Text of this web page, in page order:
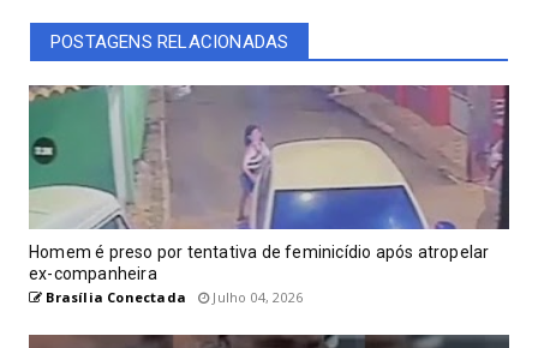
POSTAGENS RELACIONADAS
Homem é preso por tentativa de feminicídio após atropelar
ex-companheira
Brasília Conectada Julho 04, 2026